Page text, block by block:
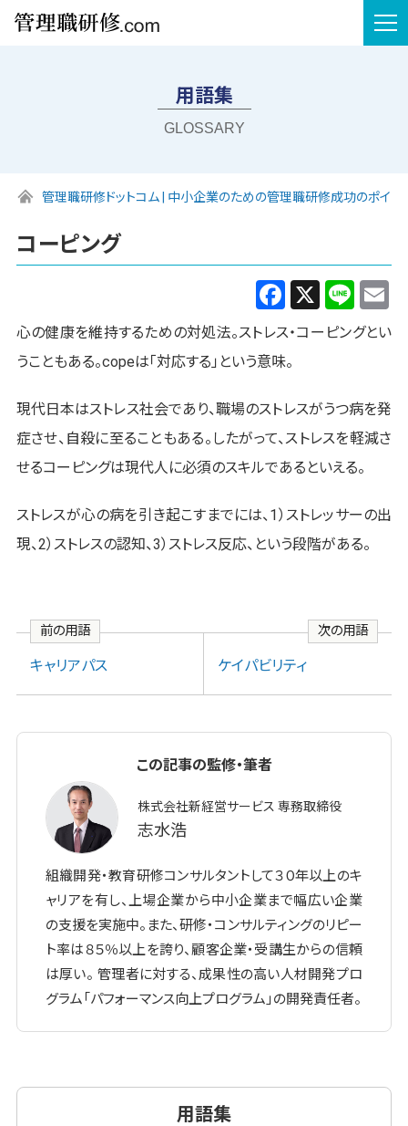
用語集
GLOSSARY
管理職研修ドットコム | 中小企業のための管理職研修成功のポイン
コーピング
Facebook
X Line
心の健康を維持するための対処法。ストレス・コーピングとい
うこともある。copeは「対応する」という意味。
現代日本はストレス社会であり、職場のストレスがうつ病を発
症させ、自殺に至ることもある。したがって、ストレスを軽減さ
せるコーピングは現代人に必須のスキルであるといえる。
ストレスが心の病を引き起こすまでには、1）ストレッサーの出
現、2）ストレスの認知、3）ストレス反応、という段階がある。
前の用語
キャリアパス
次の用語
ケイパビリティ
この記事の監修・筆者
株式会社新経営サービス 専務取締役
志水浩
組織開発・教育研修コンサルタントして３０年以上のキ
ャリアを有し、上場企業から中小企業まで幅広い企業
の支援を実施中。また、研修・コンサルティングのリピー
ト率は８５％以上を誇り、顧客企業・受講生からの信頼
は厚い。 管理者に対する、成果性の高い人材開発プロ
グラム「パフォーマンス向上プログラム」の開発責任者。
用語集